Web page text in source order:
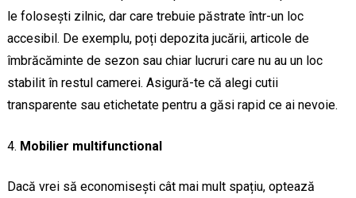
le folosești zilnic, dar care trebuie păstrate într-un loc
accesibil. De exemplu, poți depozita jucării, articole de
îmbrăcăminte de sezon sau chiar lucruri care nu au un loc
stabilit în restul camerei. Asigură-te că alegi cutii
transparente sau etichetate pentru a găsi rapid ce ai nevoie.
Mobilier multifunctional
Dacă vrei să economisești cât mai mult spațiu, optează